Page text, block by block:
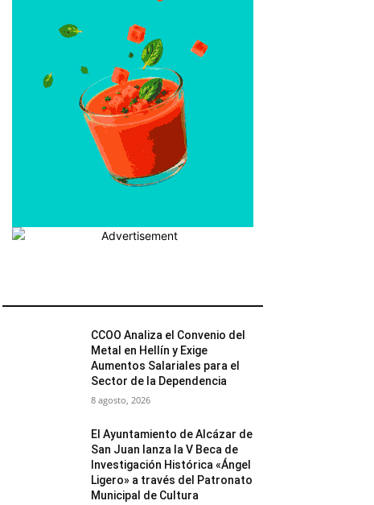
CCOO Analiza el Convenio del
Metal en Hellín y Exige
Aumentos Salariales para el
Sector de la Dependencia
8 agosto, 2026
El Ayuntamiento de Alcázar de
San Juan lanza la V Beca de
Investigación Histórica «Ángel
Ligero» a través del Patronato
Municipal de Cultura